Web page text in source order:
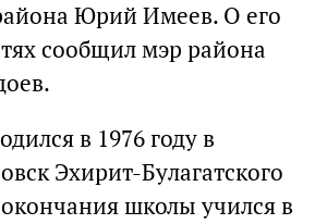
Юрий Имеев. О его
сообщил мэр района
в 1976 году в
Эхирит-Булагатского
школы учился в